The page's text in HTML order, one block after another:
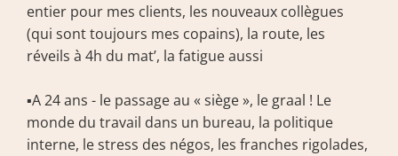
entier pour mes clients, les nouveaux collègues
(qui sont toujours mes copains), la route, les
réveils à 4h du mat’, la fatigue aussi
▪️A 24 ans - le passage au « siège », le graal ! Le
monde du travail dans un bureau, la politique
interne, le stress des négos, les franches rigolades,